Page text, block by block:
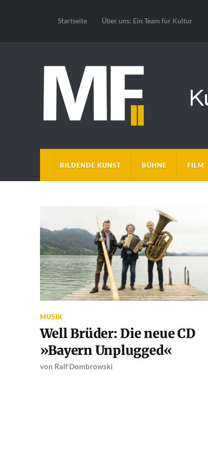
Startseite Über uns: Ein Team für Kultur
BILDENDE KUNST BÜHNE FILM
MUSIK
Well Brüder: Die neue CD
»Bayern Unplugged«
von Ralf Dombrowski